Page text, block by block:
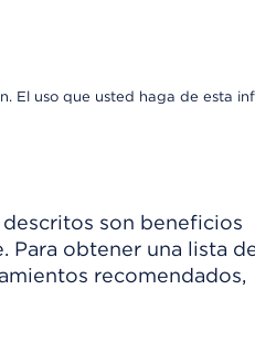
El uso que usted haga de esta
son beneficios
Para obtener una lista
recomendados,